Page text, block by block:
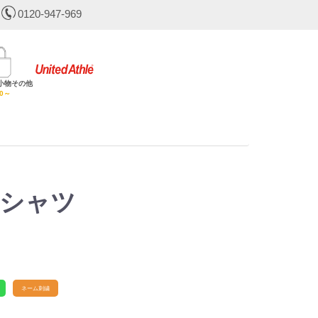
0120-947-969
物その他
～
ャツ
ネーム刺繍